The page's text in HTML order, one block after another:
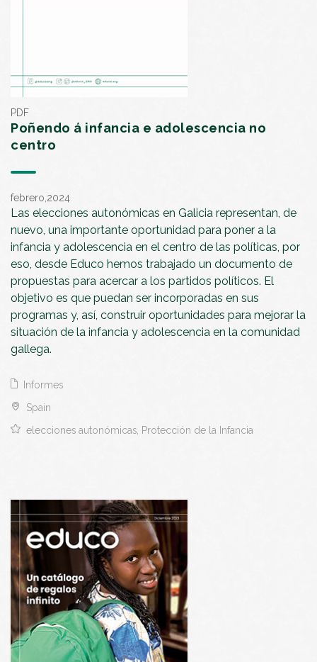
PDF
Poñendo á infancia e adolescencia no
centro
febrero,2024
Las elecciones autonómicas en Galicia representan, de
nuevo, una importante oportunidad para poner a la
infancia y adolescencia en el centro de las políticas, por
eso, desde Educo hemos trabajado un documento de
propuestas para acercar a los partidos políticos. El
objetivo es que puedan ser incorporadas en sus
programas y, así, construir oportunidades para mejorar la
situación de la infancia y adolescencia en la comunidad
gallega.
Informes
Spain
elecciones autonómicas, Protección de la Infancia